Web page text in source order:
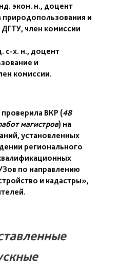
экон. н., доцент
и
член комиссии
с-х. н., доцент
и
комиссии.
ВКР (48
магистров) на
установленных
регионального
по направлению
и кадастры»,